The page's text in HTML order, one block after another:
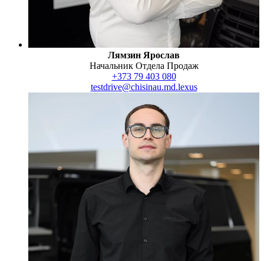
Лямзин Ярослав
Начальник Отдела Продаж
+373 79 403 080
testdrive@chisinau.md.lexus